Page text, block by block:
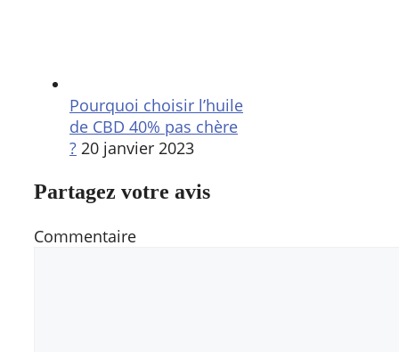
Pourquoi choisir l’huile
de CBD 40% pas chère
? 20 janvier 2023
Partagez votre avis
Commentaire